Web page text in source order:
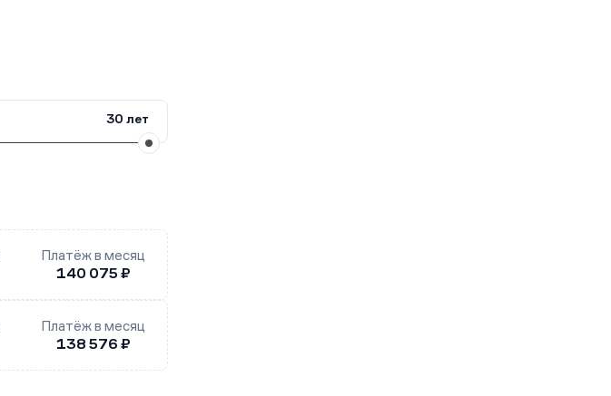
30 лет
Платёж в месяц
140 075 ₽
Платёж в месяц
138 576 ₽